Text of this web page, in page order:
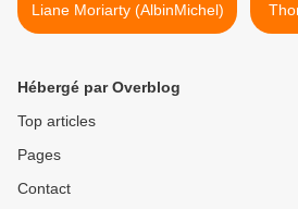
Liane Moriarty (AlbinMichel)
Hébergé par Overblog
Top articles
Pages
Contact